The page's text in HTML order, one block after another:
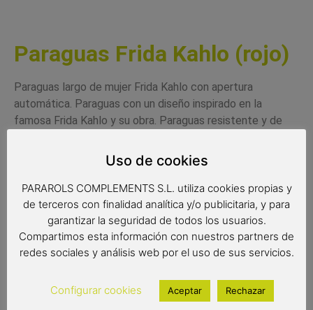
Paraguas Frida Kahlo (rojo)
Paraguas largo de mujer Frida Kahlo con apertura
automática. Paraguas con un diseño inspirado en la
famosa Frida Kahlo y su obra. Paraguas resistente y de
de vidrio. Tiene un tejido pongee de calidad, extra
Complemento de moda
Paraguas antiviento
Color del producto: rojo
Paraguas de 8 varillas de 61 cm
Tipo de apertura: automática
Uso de cookies
PARAROLS COMPLEMENTS S.L. utiliza cookies propias y
de terceros con finalidad analítica y/o publicitaria, y para
garantizar la seguridad de todos los usuarios.
Compartimos esta información con nuestros partners de
redes sociales y análisis web por el uso de sus servicios.
Configurar cookies Aceptar Rechazar